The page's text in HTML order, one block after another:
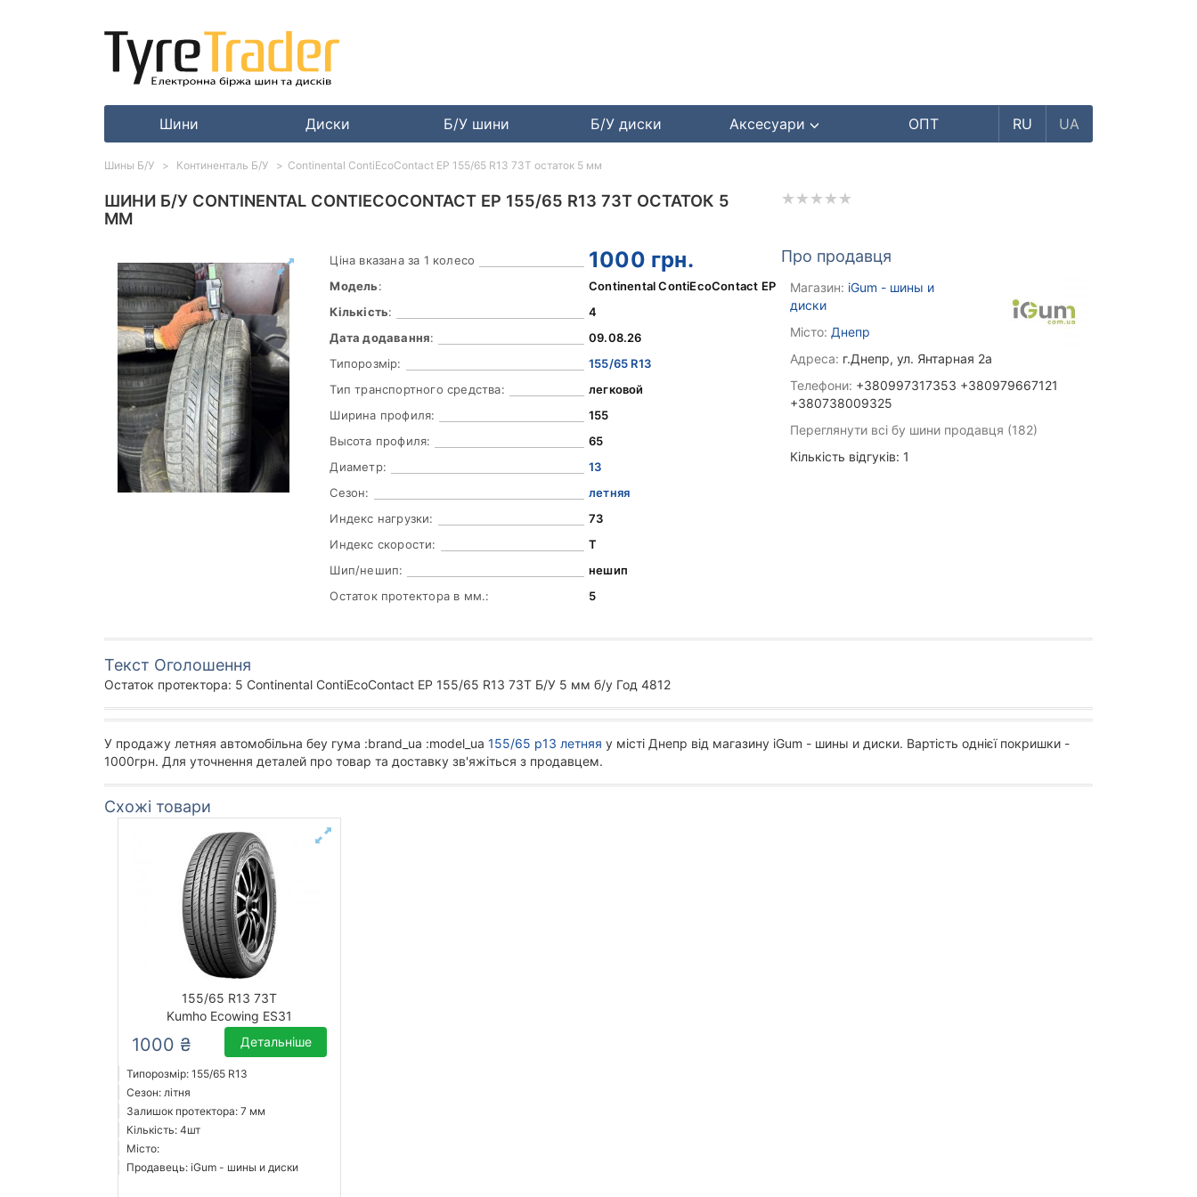
Шини Диски Б/У шини Б/У диски Аксесуари ОПТ RU UA
ШИНИ Б/У CONTINENTAL CONTIECOCONTACT EP 155/65 R13 73T ОСТАТОК 5
ММ
Ціна вказана за 1 колесо 1000 грн.
Модель:
Continental ContiEcoContact EP
Кількість:
4
Дата додавання:
09.08.26
Типорозмір:
155/65 R13
Тип транспортного средства:
легковой
Ширина профиля:
155
Высота профиля:
65
Диаметр:
13
Сезон:
летняя
Индекс нагрузки:
73
Индекс скорости:
T
Шип/нешип:
нешип
Остаток протектора в мм.:
5
Про продавця
Магазин: iGum - шины и
диски
Місто: Днепр
Адреса: г.Днепр, ул. Янтарная 2а
Телефони: +380997317353 +380979667121
+380738009325
Переглянути всі бу шини продавця (182)
Кількість відгуків: 1
Текст Оголошення
Остаток протектора: 5 Continental ContiEcoContact EP 155/65 R13 73T Б/У 5 мм б/у Год 4812
У продажу летняя автомобільна беу гума :brand_ua :model_ua 155/65 р13 летняя у місті Днепр від магазину iGum - шины и диски. Вартість однієї покришки -
1000грн. Для уточнення деталей про товар та доставку зв'яжіться з продавцем.
Схожі товари
155/65 R13 73T
Kumho Ecowing ES31
1000 ₴ Детальніше
Типорозмір: 155/65 R13
Сезон: літня
Залишок протектора: 7 мм
Кількість: 4шт
Місто:
Продавець: iGum - шины и диски
Шины Б/У Континенталь Б/У Continental ContiEcoContact EP 155/65 R13 73T остаток 5 мм